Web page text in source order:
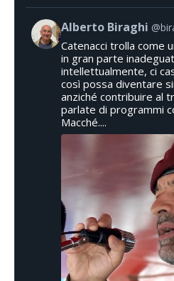
Alberto Biraghi
Catenacci trolla come
in gran parte
intellettualmente, ci
così possa diventare
anziché contribuire al
parlate di programmi
Macché....